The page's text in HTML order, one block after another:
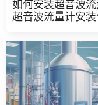
如何安装超音波
超音波流量计安